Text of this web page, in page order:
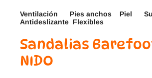
Ventilación Pies anchos Piel
Antideslizante Flexibles
Sandalias
NIDO